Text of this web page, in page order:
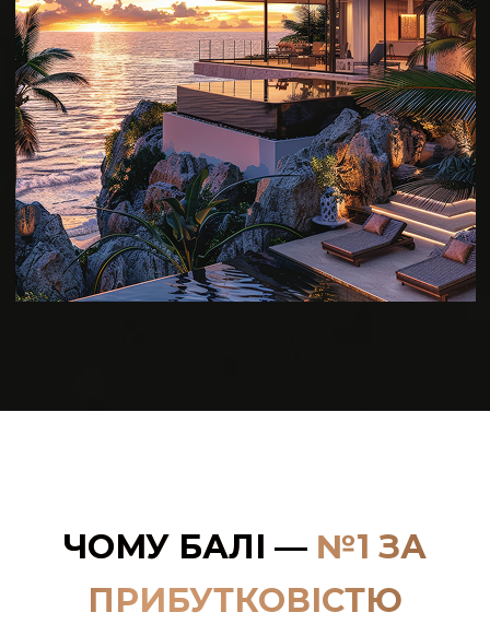
ЧОМУ БАЛІ — №1 ЗА
ПРИБУТКОВІСТЮ